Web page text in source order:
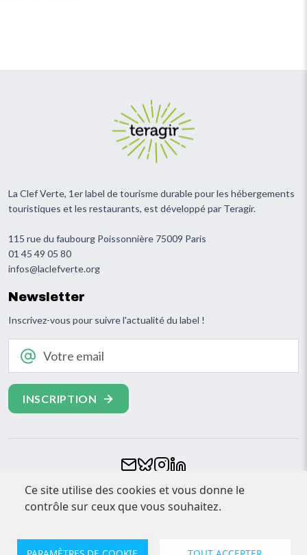
Ce site utilise des cookies et vous donne le
contrôle sur ceux que vous souhaitez.
La Clef Verte, 1er label de tourisme durable pour les hébergements
touristiques et les restaurants, est développé par Teragir.
115 rue du faubourg Poissonnière 75009 Paris
01 45 49 05 80
infos@laclefverte.org
Newsletter
Inscrivez-vous pour suivre l'actualité du label !
Footer
CONTACT
ESPACE PRESSE
MENTIONS LÉGALES